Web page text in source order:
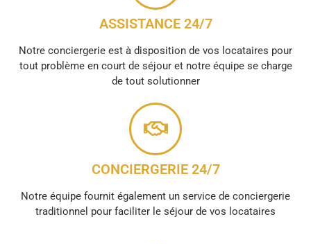
ASSISTANCE 24/7
Notre conciergerie est à disposition de vos locataires pour
tout problème en court de séjour et notre équipe se charge
de tout solutionner
CONCIERGERIE 24/7
Notre équipe fournit également un service de conciergerie
traditionnel pour faciliter le séjour de vos locataires